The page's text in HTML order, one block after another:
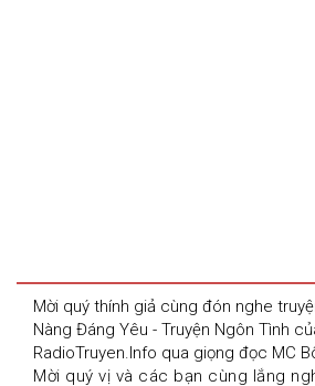
Mời quý thính giả cùng đón nghe
Nàng Đáng Yêu - Truyện Ngôn Tình
RadioTruyen.Info qua giọng đọc MC
Mời quý vị và các bạn cùng lắng